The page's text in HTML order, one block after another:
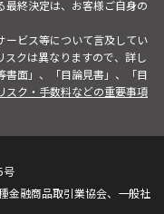
最終決定は、お客様ご自身の
ービス等について言及してい
クは異なりますので、詳し
書面」、「目論見書」、「目
スク・手数料などの重要事項
号
金融商品取引業協会、一般社